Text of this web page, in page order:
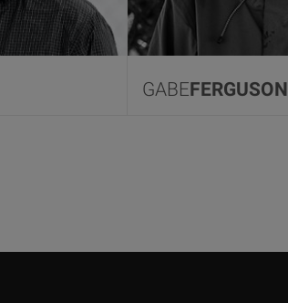
GABEFERGUSON